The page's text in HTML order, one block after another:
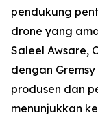
pendukung
drone yang
Saleel Awsare,
dengan
produsen dan
menunjukkan